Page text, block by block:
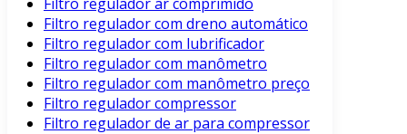
Filtro regulador com dreno automático
Filtro regulador com lubrificador
Filtro regulador com manômetro
Filtro regulador com manômetro preço
Filtro regulador compressor
Filtro regulador de ar para compressor